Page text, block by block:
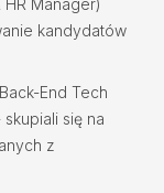
Manager)
kandydatów
End Tech
się na
z